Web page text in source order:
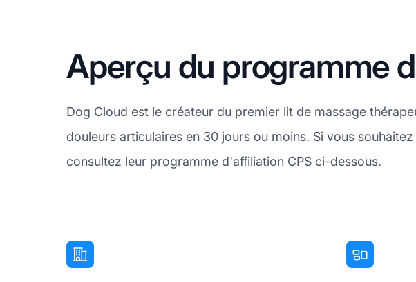
Aperçu du programme
Dog Cloud est le créateur du premier lit de massage
douleurs articulaires en 30 jours ou moins. Si vous
consultez leur programme d'affiliation CPS ci-dessous.